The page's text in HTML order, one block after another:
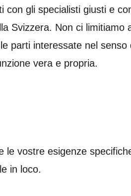
gli specialisti giusti e
Svizzera. Non ci limitiamo
parti interessate nel senso
vera e propria.
le vostre esigenze
in loco.